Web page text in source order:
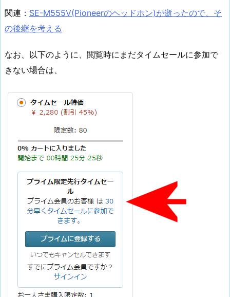
関連： SE-M555V(Pioneerのヘッドホン)が逝ったので、そ
の後継を考える
なお、以下のように、閲覧時にまだタイムセールに参加で
きない場合は、